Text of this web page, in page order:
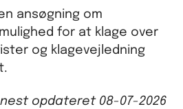
ansøgning om
for at klage over
og klagevejledning
opdateret 08-07-2026